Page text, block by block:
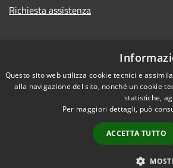
Richiesta assistenza
Questo sito web utilizza cookie tecnici e
alla navigazione del sito, nonché un cookie
statistiche,
Per maggiori dettagli, può
ACCETTA TUTTO